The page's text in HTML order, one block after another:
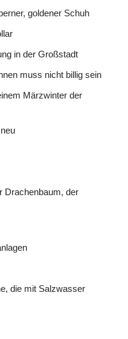
goldener Schuh
in der Großstadt
muss nicht billig sein
Märzwinter der
Drachenbaum, der
die mit Salzwasser